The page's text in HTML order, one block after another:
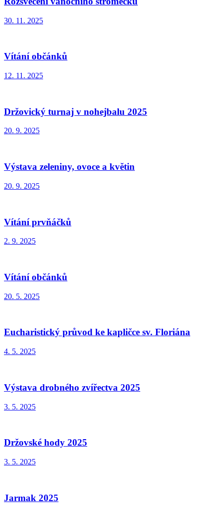
30. 11. 2025
Vítání občánků
12. 11. 2025
Držovický turnaj v nohejbalu 2025
20. 9. 2025
Výstava zeleniny, ovoce a květin
20. 9. 2025
Vítání prvňáčků
2. 9. 2025
Vítání občánků
20. 5. 2025
Eucharistický průvod ke kapličce sv. Floriána
4. 5. 2025
Výstava drobného zvířectva 2025
3. 5. 2025
Držovské hody 2025
3. 5. 2025
Jarmak 2025